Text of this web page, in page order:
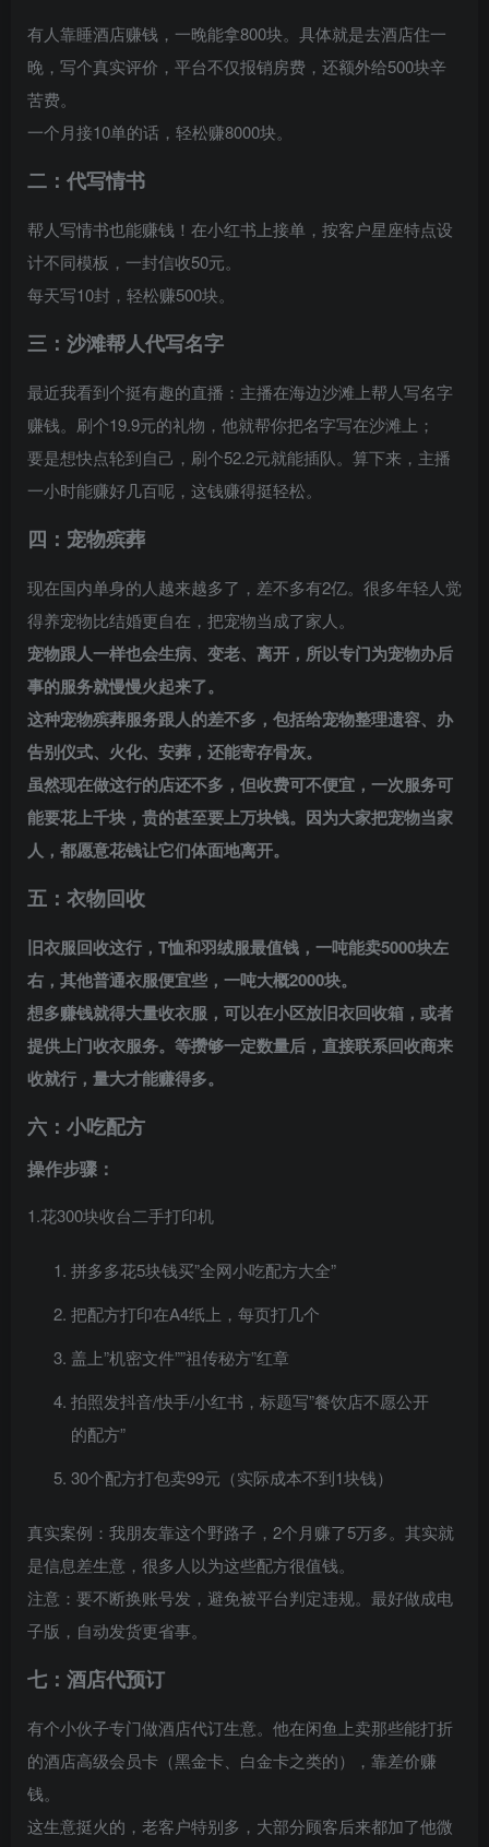
有人靠睡酒店赚钱，一晚能拿800块。具体就是去酒店住一
晚，写个真实评价，平台不仅报销房费，还额外给500块辛
苦费。
一个月接10单的话，轻松赚8000块。
二： 代写情书
帮人写情书也能赚钱！在小红书上接单，按客户星座特点设
计不同模板，一封信收50元。
每天写10封，轻松赚500块。
三：沙滩帮人代写名字
最近我看到个挺有趣的直播：主播在海边沙滩上帮人写名字
赚钱。刷个19.9元的礼物，他就帮你把名字写在沙滩上；
要是想快点轮到自己，刷个52.2元就能插队。算下来，主播
一小时能赚好几百呢，这钱赚得挺轻松。
四：宠物殡葬
现在国内单身的人越来越多了，差不多有2亿。很多年轻人觉
得养宠物比结婚更自在，把宠物当成了家人。
宠物跟人一样也会生病、变老、离开，所以专门为宠物办后
事的服务就慢慢火起来了。
这种宠物殡葬服务跟人的差不多，包括给宠物整理遗容、办
告别仪式、火化、安葬，还能寄存骨灰。
虽然现在做这行的店还不多，但收费可不便宜，一次服务可
能要花上千块，贵的甚至要上万块钱。因为大家把宠物当家
人，都愿意花钱让它们体面地离开。
五：衣物回收
旧衣服回收这行，T恤和羽绒服最值钱，一吨能卖5000块左
右，其他普通衣服便宜些，一吨大概2000块。
想多赚钱就得大量收衣服，可以在小区放旧衣回收箱，或者
提供上门收衣服务。等攒够一定数量后，直接联系回收商来
收就行，量大才能赚得多。
六：小吃配方
操作步骤：
1.花300块收台二手打印机
拼多多花5块钱买”全网小吃配方大全”
把配方打印在A4纸上，每页打几个
盖上”机密文件””祖传秘方”红章
拍照发抖音/快手/小红书，标题写”餐饮店不愿公开
的配方”
30个配方打包卖99元（实际成本不到1块钱）
真实案例：我朋友靠这个野路子，2个月赚了5万多。其实就
是信息差生意，很多人以为这些配方很值钱。
注意：要不断换账号发，避免被平台判定违规。最好做成电
子版，自动发货更省事。
七：酒店代预订
有个小伙子专门做酒店代订生意。他在闲鱼上卖那些能打折
的酒店高级会员卡（黑金卡、白金卡之类的），靠差价赚
钱。
这生意挺火的，老客户特别多，大部分顾客后来都加了他微